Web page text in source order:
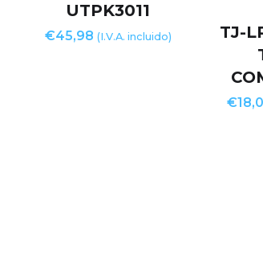
UTPK3011
€45,98 (I.V.A. incluido)
TJ-
€